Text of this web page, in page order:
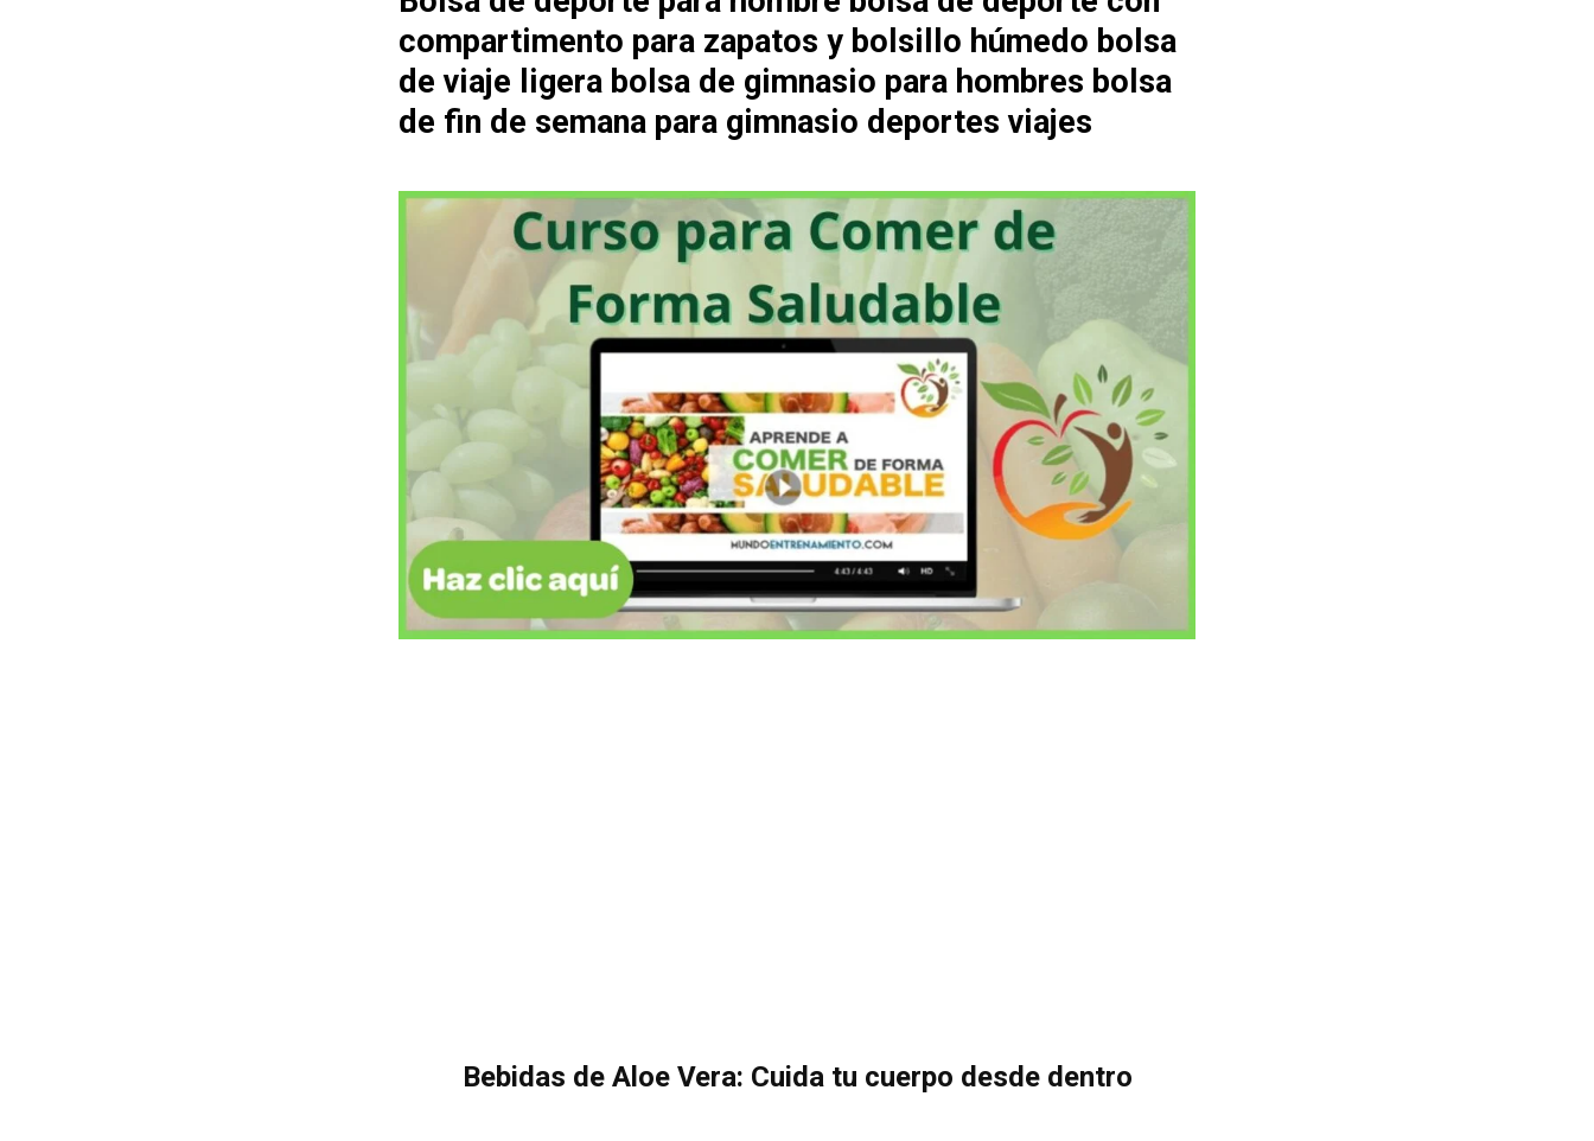
compartimento para zapatos y bolsillo húmedo bolsa
de viaje ligera bolsa de gimnasio para hombres bolsa
de fin de semana para gimnasio deportes viajes
Bebidas de Aloe Vera: Cuida tu cuerpo desde dentro